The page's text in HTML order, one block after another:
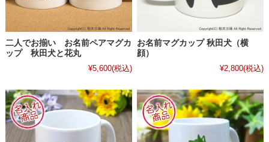
二人でお揃い お名前ペアマグカ
ップ 秋田犬と花丸
¥5,600(税込)
お名前マグカップ 秋田犬（横
顔）
¥2,800(税込)